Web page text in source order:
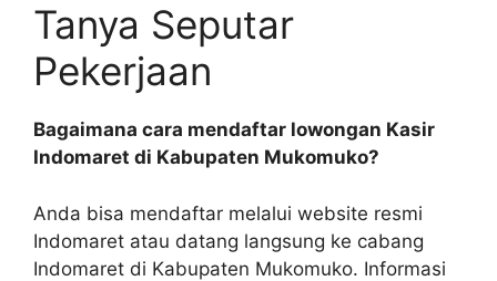
Tanya Seputar
Pekerjaan
Bagaimana cara mendaftar lowongan Kasir
Indomaret di Kabupaten Mukomuko?
Anda bisa mendaftar melalui website resmi
Indomaret atau datang langsung ke cabang
Indomaret di Kabupaten Mukomuko. Informasi